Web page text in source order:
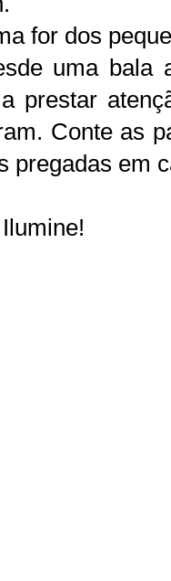
for dos
uma bala
prestar
Conte as
pregadas em